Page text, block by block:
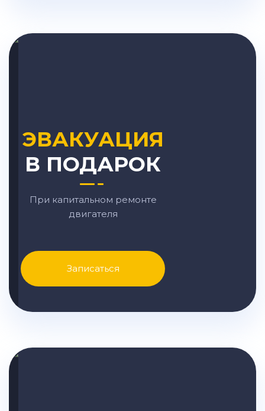
ЭВАКУАЦИЯ
В ПОДАРОК
При капитальном ремонте
двигателя
Записаться